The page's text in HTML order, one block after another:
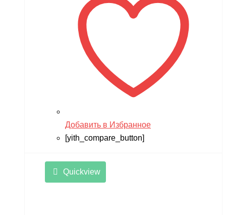
Добавить в Избранное
[yith_compare_button]
Quickview